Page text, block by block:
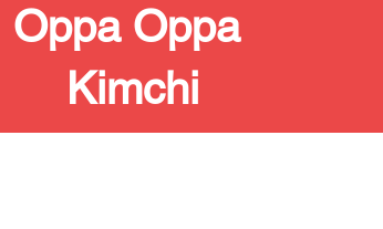
Oppa Oppa
Kimchi